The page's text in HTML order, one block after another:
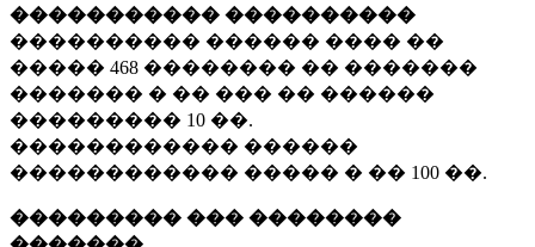
����������� ����������
���������� ������ ���� ��
����� 468 �������� �� �������
������� � �� ��� �� ������
��������� 10 ��.
������������ ������
������������ ����� � �� 100 ��.
��������� ��� ��������